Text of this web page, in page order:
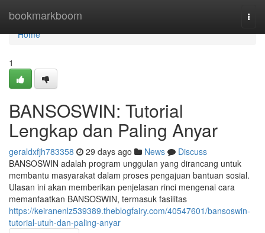
bookmarkboom
Home
Home
1
BANSOSWIN: Tutorial
Lengkap dan Paling Anyar
geraldxfjh783358 29 days ago News
Discuss
BANSOSWIN adalah program unggulan yang dirancang untuk
membantu masyarakat dalam proses pengajuan bantuan sosial.
Ulasan ini akan memberikan penjelasan rinci mengenai cara
memanfaatkan BANSOSWIN, termasuk fasilitas
https://keiranenlz539389.theblogfairy.com/40547601/bansoswin-
tutorial-utuh-dan-paling-anyar